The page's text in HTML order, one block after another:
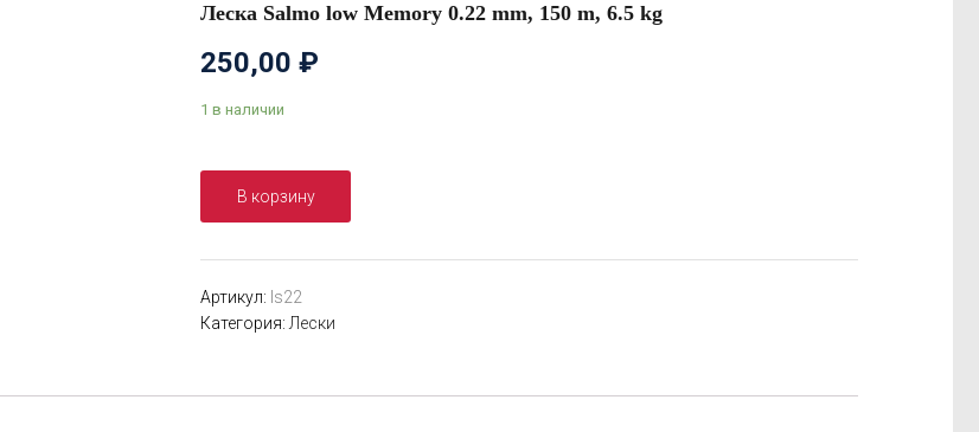
Леска Salmo low Memory 0.22 mm, 150 m, 6.5 kg
250,00 ₽
1 в наличии
В корзину
Артикул: ls22
Категория: Лески